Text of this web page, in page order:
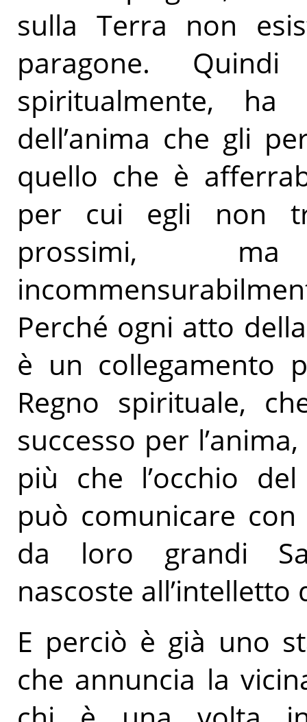
sulla Terra non
paragone.
spiritualmente,
dell’anima che gli
quello che è
per cui egli non
prossimi,
Perché ogni atto
è un collegamento
Regno spirituale,
successo per
più che l’occhio
può comunicare
da loro grandi
nascoste all’intelletto
E perciò è già uno
che annuncia la